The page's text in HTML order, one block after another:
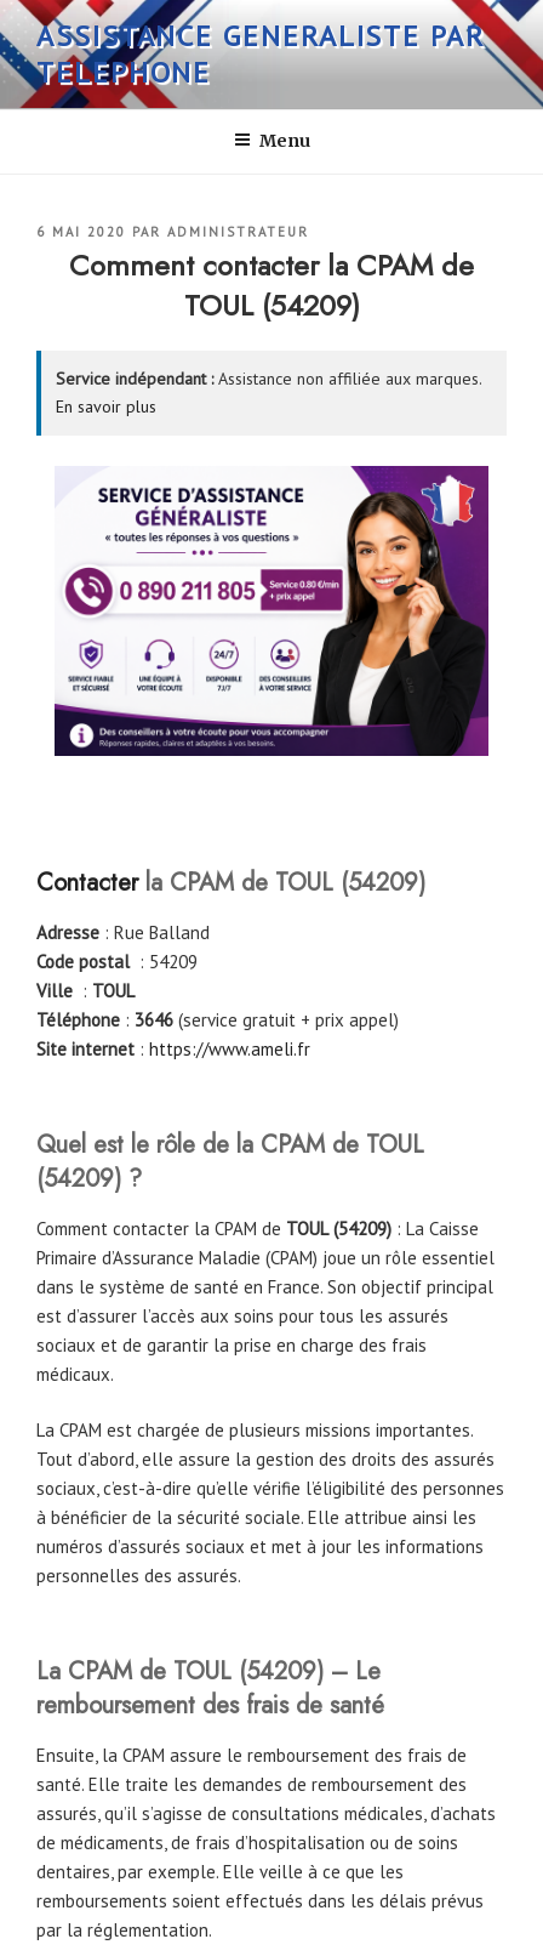
Aller
au
contenu
principal
ASSISTANCE GENERALISTE PAR
TELEPHONE
Menu
PUBLIÉ
6 MAI 2020 PAR ADMINISTRATEUR
Comment contacter la CPAM de
TOUL (54209)
Service indépendant :Assistance non affiliée aux marques.
En savoir plus
Contacterla CPAM de TOUL (54209)
Adresse : Rue Balland
Code postal: 54209
Ville : TOUL
Téléphone : 3646 (service gratuit + prix appel)
Site internet : https://www.ameli.fr
Quel est le rôle de la CPAM de TOUL
(54209) ?
Comment contacter la CPAM de TOUL (54209) : La Caisse
Primaire d’Assurance Maladie (CPAM) joue un rôle essentiel
dans le système de santé en France. Son objectif principal
est d’assurer l’accès aux soins pour tous les assurés
sociaux et de garantir la prise en charge des frais
médicaux.
La CPAM est chargée de plusieurs missions importantes.
Tout d’abord, elle assure la gestion des droits des assurés
sociaux, c’est-à-dire qu’elle vérifie l’éligibilité des personnes
à bénéficier de la sécurité sociale. Elle attribue ainsi les
numéros d’assurés sociaux et met à jour les informations
personnelles des assurés.
La CPAM de TOUL (54209) – Le
remboursement des frais de santé
Ensuite, la CPAM assure le remboursement des frais de
santé. Elle traite les demandes de remboursement des
assurés, qu’il s’agisse de consultations médicales, d’achats
de médicaments, de frais d’hospitalisation ou de soins
dentaires, par exemple. Elle veille à ce que les
remboursements soient effectués dans les délais prévus
par la réglementation.